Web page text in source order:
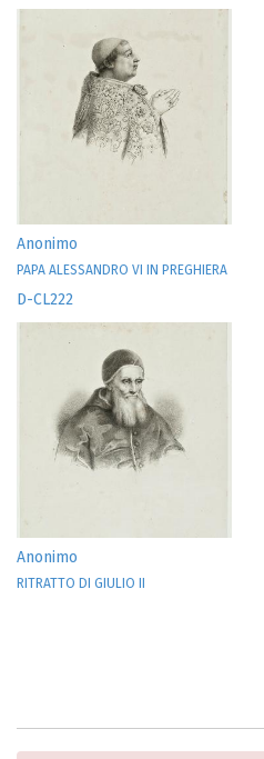
Anonimo
PAPA ALESSANDRO VI IN PREGHIERA
D-CL222
Anonimo
RITRATTO DI GIULIO II